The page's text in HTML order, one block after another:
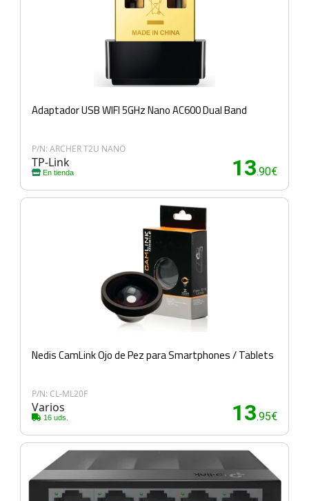
Adaptador USB WIFI 5GHz Nano AC600 Dual Band
P/N: ARCHER T2U NANO
TP-Link
En tienda 13.90€
Nedis CamLink Ojo de Pez para Smartphones / Tablets
P/N: CL-ML20F
Varios
16 uds. 13.95€